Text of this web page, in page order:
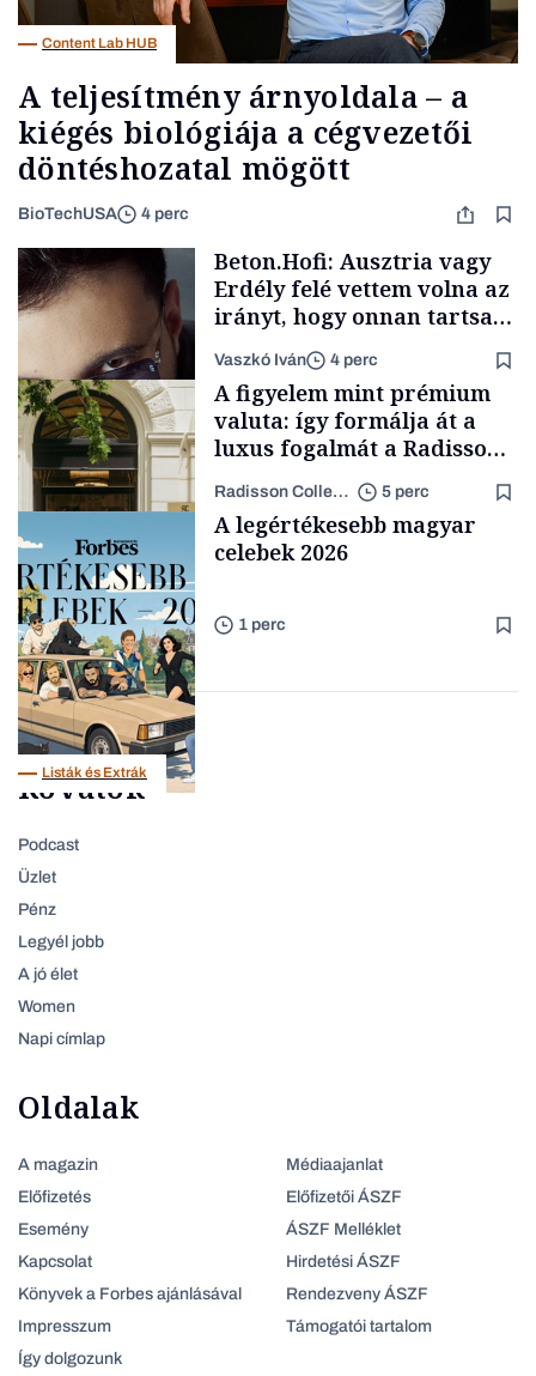
Content Lab HUB
A teljesítmény árnyoldala – a
kiégés biológiája a cégvezetői
döntéshozatal mögött
BioTechUSA 4 perc
Forbes-sztori
Beton.Hofi: Ausztria vagy
Erdély felé vettem volna az
irányt, hogy onnan tartsam
zenét
Vaszkó Iván 4 perc
Támogatói tartalom
A figyelem mint prémium
valuta: így formálja át a
luxus fogalmát a Radisson
Budapest
Radisson Collection Hotel 5 perc
Listák és Extrák
A legértékesebb magyar
celebek 2026
1 perc
Rovatok
Podcast
Üzlet
Pénz
Legyél jobb
A jó élet
Women
Napi címlap
Oldalak
A magazin
Előfizetés
Esemény
Kapcsolat
Könyvek a Forbes ajánlásával
Impresszum
Így dolgozunk
Médiaajanlat
Előfizetői ÁSZF
ÁSZF Melléklet
Hirdetési ÁSZF
Rendezveny ÁSZF
Támogatói tartalom